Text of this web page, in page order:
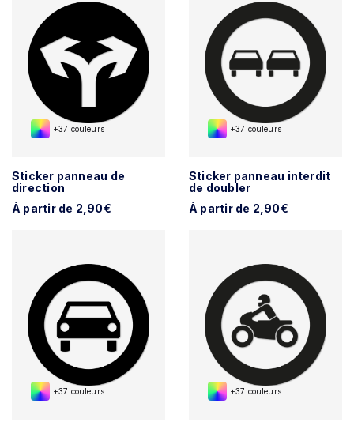
+37 couleurs
Sticker panneau de
direction
À partir de 2,90€
+37 couleurs
Sticker panneau interdit
de doubler
À partir de 2,90€
+37 couleurs +37 couleurs